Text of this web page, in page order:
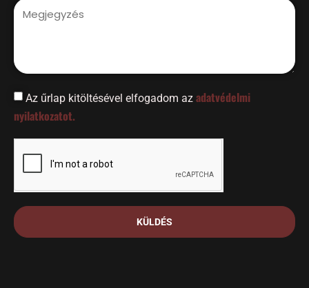
Az űrlap kitöltésével elfogadom az adatvédelmi
nyilatkozatot.
KÜLDÉS